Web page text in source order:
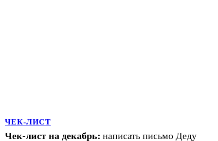
ЧЕК-ЛИСТ
Чек-лист на декабрь: написать письмо Деду